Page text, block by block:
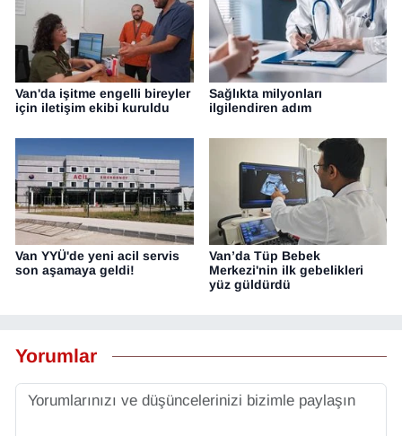
Van'da işitme engelli bireyler
için iletişim ekibi kuruldu
Sağlıkta milyonları
ilgilendiren adım
Van YYÜ'de yeni acil servis
son aşamaya geldi!
Van’da Tüp Bebek
Merkezi'nin ilk gebelikleri
yüz güldürdü
Yorumlar